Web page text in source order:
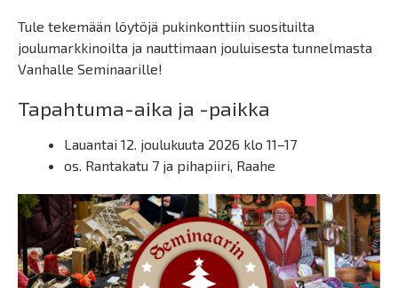
Tule tekemään löytöjä pukinkonttiin suosituilta
joulumarkkinoilta ja nauttimaan jouluisesta tunnelmasta
Vanhalle Seminaarille!
Tapahtuma-aika ja -paikka
Lauantai 12. joulukuuta 2026 klo 11–17
os. Rantakatu 7 ja pihapiiri, Raahe